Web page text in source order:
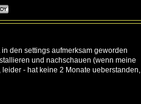
den settings aufmerksam geworden
und nachschauen (wenn meine
- hat keine 2 Monate ueberstanden,